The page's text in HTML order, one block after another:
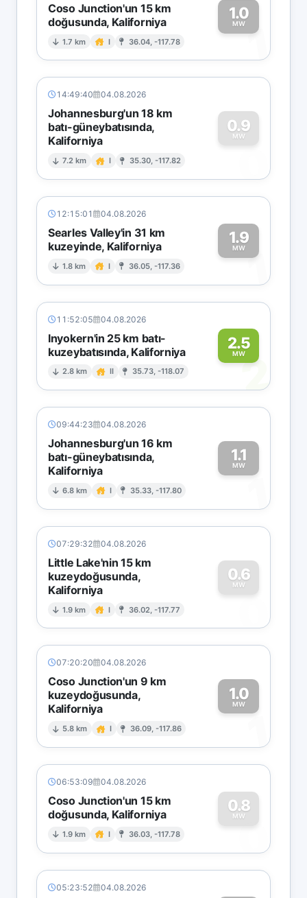
Coso Junction'un 15 km
doğusunda, Kaliforniya
1.7 km I 36.04, -117.78
1.0
MW1
14:49:40 04.08.2026
Johannesburg'un 18 km
batı-güneybatısında,
Kaliforniya
7.2 km I 35.30, -117.82
0.9
MW
0
12:15:01 04.08.2026
Searles Valley'in 31 km
kuzeyinde, Kaliforniya
1.8 km I 36.05, -117.36
1.9
MW1
11:52:05 04.08.2026
Inyokern'in 25 km batı-
kuzeybatısında, Kaliforniya
2.8 km II 35.73, -118.07
2.5
MW2
09:44:23 04.08.2026
Johannesburg'un 16 km
batı-güneybatısında,
Kaliforniya
6.8 km I 35.33, -117.80
1.1
MW
1
07:29:32 04.08.2026
Little Lake'nin 15 km
kuzeydoğusunda,
Kaliforniya
1.9 km I 36.02, -117.77
0.6
MW
0
07:20:20 04.08.2026
Coso Junction'un 9 km
kuzeydoğusunda,
Kaliforniya
5.8 km I 36.09, -117.86
1.0
MW
1
06:53:09 04.08.2026
Coso Junction'un 15 km
doğusunda, Kaliforniya
1.9 km I 36.03, -117.78
0.8
MW
0
05:23:52 04.08.2026